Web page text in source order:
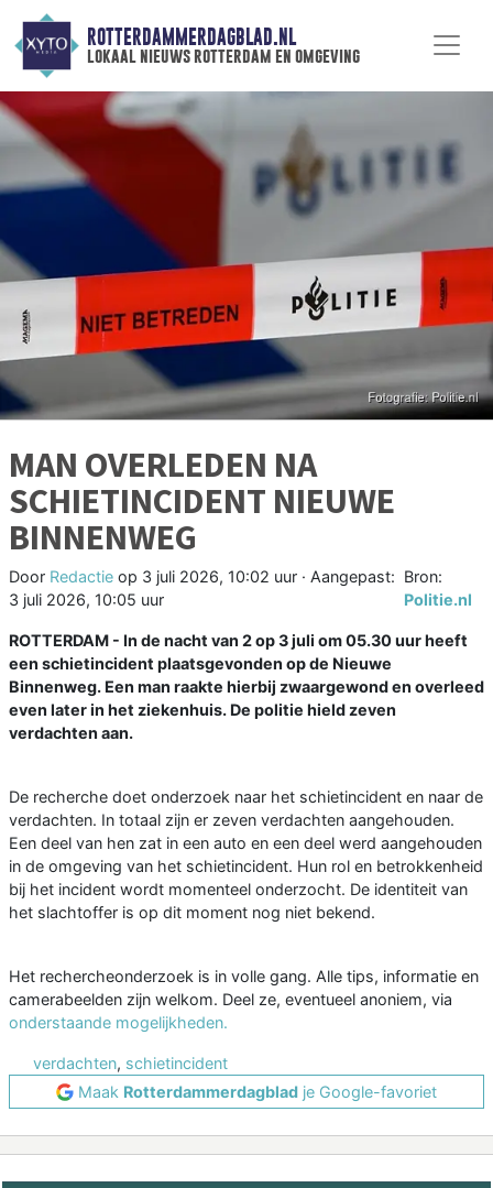
ROTTERDAMMERDAGBLAD.NL
lokaal nieuws rotterdam en omgeving
MAN OVERLEDEN NA
SCHIETINCIDENT NIEUWE
BINNENWEG
Door Redactie op 3 juli 2026, 10:02 uur · Aangepast:
3 juli 2026, 10:05 uur
Bron:
Politie.nl
ROTTERDAM - In de nacht van 2 op 3 juli om 05.30 uur heeft
een schietincident plaatsgevonden op de Nieuwe
Binnenweg. Een man raakte hierbij zwaargewond en overleed
even later in het ziekenhuis. De politie hield zeven
verdachten aan.
De recherche doet onderzoek naar het schietincident en naar de
verdachten. In totaal zijn er zeven verdachten aangehouden.
Een deel van hen zat in een auto en een deel werd aangehouden
in de omgeving van het schietincident. Hun rol en betrokkenheid
bij het incident wordt momenteel onderzocht. De identiteit van
het slachtoffer is op dit moment nog niet bekend.
Het rechercheonderzoek is in volle gang. Alle tips, informatie en
camerabeelden zijn welkom. Deel ze, eventueel anoniem, via
onderstaande mogelijkheden.
verdachten, schietincident
Maak Rotterdammerdagblad je Google-favoriet